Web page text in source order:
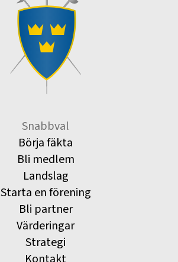
Snabbval
Börja fäkta
Bli medlem
Landslag
Starta en förening
Bli partner
Värderingar
Strategi